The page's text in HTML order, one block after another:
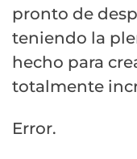
pronto de
teniendo la
hecho para
totalmente
Error.